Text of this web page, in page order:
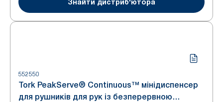
Знайти дистриб'ютора
552550
Tork PeakServe® Continuous™ мінідиспенсер
для рушників для рук із безперервною